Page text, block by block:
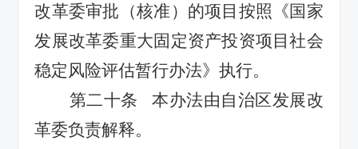
改革委审批（核准）的项目按照《国家
发展改革委重大固定资产投资项目社会
稳定风险评估暂行办法》执行。
第二十条
本办法由自治区发展改
革委负责解释。